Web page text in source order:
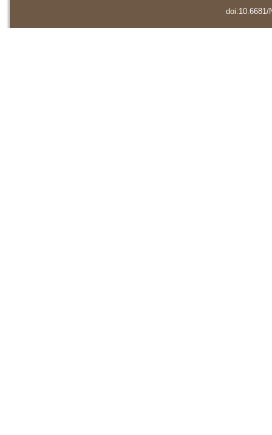
doi:10.6681/